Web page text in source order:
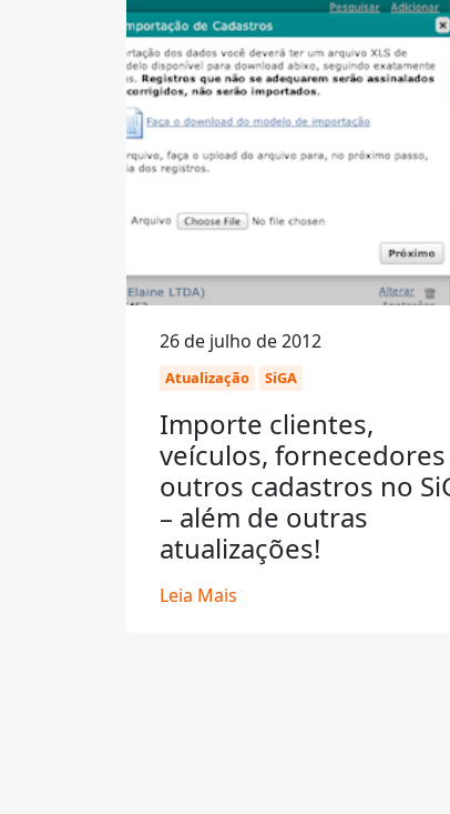
26 de julho de 2012
Atualização SiGA
Importe clientes,
veículos, fornecedores
outros cadastros no
– além de outras
atualizações!
Leia Mais